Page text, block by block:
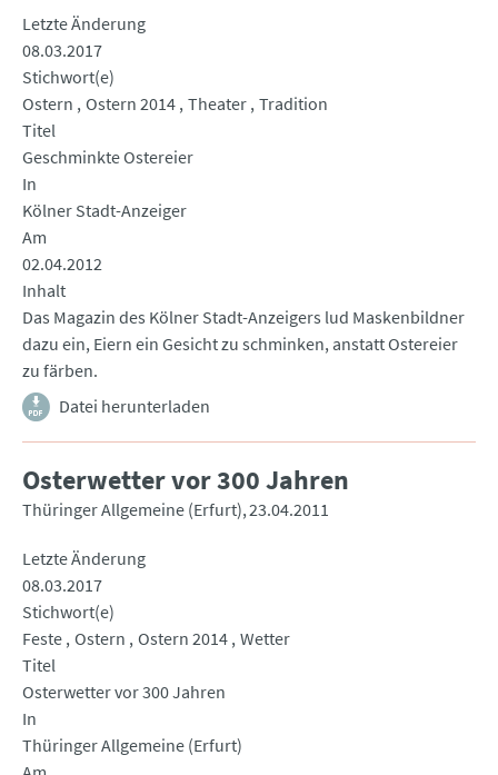
Letzte Änderung
08.03.2017
Stichwort(e)
Ostern Ostern 2014 Theater Tradition
Titel
Geschminkte Ostereier
In
Kölner Stadt-Anzeiger
Am
02.04.2012
Inhalt
Das Magazin des Kölner Stadt-Anzeigers lud Maskenbildner
dazu ein, Eiern ein Gesicht zu schminken, anstatt Ostereier
zu färben.
Datei herunterladen
Osterwetter vor 300 Jahren
Thüringer Allgemeine (Erfurt) 23.04.2011
Letzte Änderung
08.03.2017
Stichwort(e)
Feste Ostern Ostern 2014 Wetter
Titel
Osterwetter vor 300 Jahren
In
Thüringer Allgemeine (Erfurt)